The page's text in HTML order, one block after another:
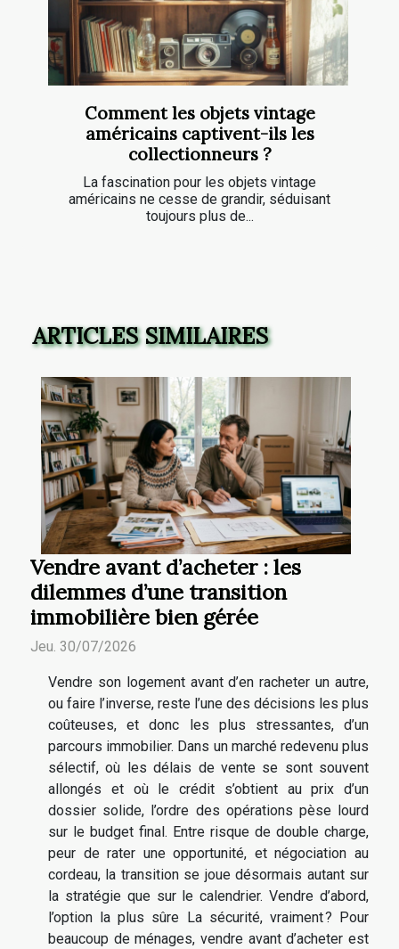
Comment les objets vintage
américains captivent-ils les
collectionneurs ?
La fascination pour les objets vintage
américains ne cesse de grandir, séduisant
toujours plus de...
ARTICLES SIMILAIRES
Vendre avant d’acheter : les
dilemmes d’une transition
immobilière bien gérée
Jeu. 30/07/2026
Vendre son logement avant d’en racheter un autre,
ou faire l’inverse, reste l’une des décisions les plus
coûteuses, et donc les plus stressantes, d’un
parcours immobilier. Dans un marché redevenu plus
sélectif, où les délais de vente se sont souvent
allongés et où le crédit s’obtient au prix d’un
dossier solide, l’ordre des opérations pèse lourd
sur le budget final. Entre risque de double charge,
peur de rater une opportunité, et négociation au
cordeau, la transition se joue désormais autant sur
la stratégie que sur le calendrier. Vendre d’abord,
l’option la plus sûre La sécurité, vraiment ? Pour
beaucoup de ménages, vendre avant d’acheter est